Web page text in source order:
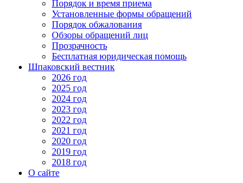
Порядок и время приема
Установленные формы обращений
Порядок обжалования
Обзоры обращений лиц
Прозрачность
Бесплатная юридическая помощь
Шпаковский вестник
2026 год
2025 год
2024 год
2023 год
2022 год
2021 год
2020 год
2019 год
2018 год
О сайте